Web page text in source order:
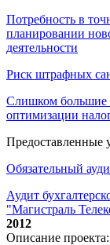
Потребность в
планировании
деятельности
Риск штрафных
Слишком большие
оптимизации
Предоставленные
Обязательный
Аудит
"Магистраль
2012
Описание проекта: